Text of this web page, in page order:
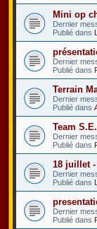
Mini op
Dernier
Publié dans
Dernier
Publié dans
Terrain
Dernier
Publié dans
Team
Dernier
Publié dans
18 juillet -
Dernier
Publié dans
Dernier
Publié dans